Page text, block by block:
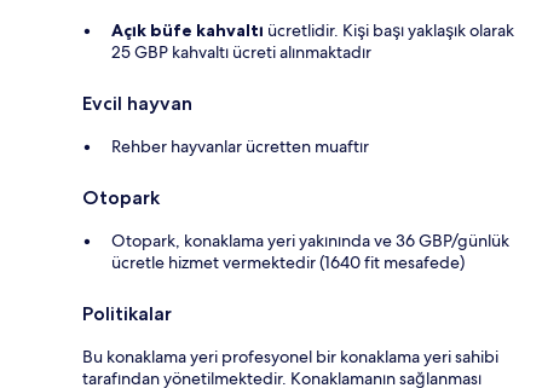
Açık büfe kahvaltı ücretlidir. Kişi başı yaklaşık olarak
25 GBP kahvaltı ücreti alınmaktadır
Evcil hayvan
Rehber hayvanlar ücretten muaftır
Otopark
Otopark, konaklama yeri yakınında ve 36 GBP/günlük
ücretle hizmet vermektedir (1640 fit mesafede)
Politikalar
Bu konaklama yeri profesyonel bir konaklama yeri sahibi
tarafından yönetilmektedir. Konaklamanın sağlanması